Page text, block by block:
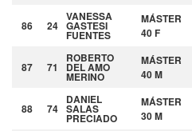
86 24
VANESSA
GASTESI
FUENTES
MÁSTER
40 F
87 71
ROBERTO
DEL AMO
MERINO
MÁSTER
40 M
88 74
DANIEL
SALAS
PRECIADO
MÁSTER
30 M